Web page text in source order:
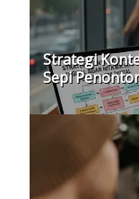
Strategi
Sepi